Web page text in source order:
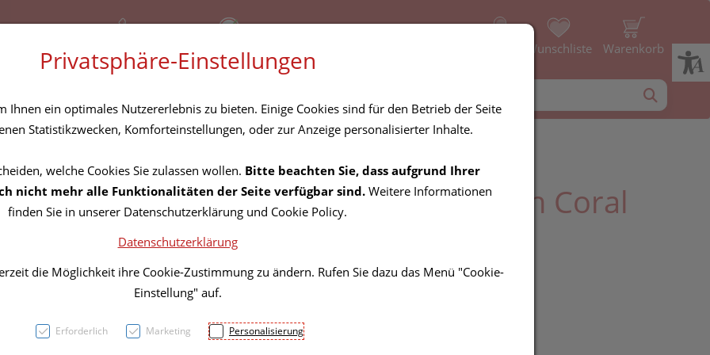
+43 (01) 3683167 Bereitschaftsdienst
Rezept-Anfrage
Wunschliste Warenkorb
LeStoff Hamamtuch Coral
31,91 EUR
Privatsphäre-Einstellungen
Ihnen ein optimales Nutzererlebnis zu bieten. Einige Cookies sind für den Betrieb der Seite
Statistikzwecken, Komforteinstellungen, oder zur Anzeige personalisierter Inhalte.
welche Cookies Sie zulassen wollen. Bitte beachten Sie, dass aufgrund Ihrer
nicht mehr alle Funktionalitäten der Seite verfügbar sind. Weitere Informationen
finden Sie in unserer Datenschutzerklärung und Cookie Policy.
Datenschutzerklärung
die Möglichkeit ihre Cookie-Zustimmung zu ändern. Rufen Sie dazu das Menü "Cookie-
Einstellung" auf.
Erforderlich Marketing Personalisierung